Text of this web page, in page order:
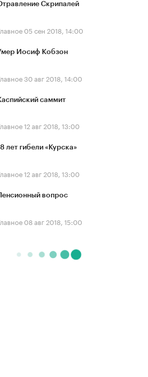
Скрипалей
05 сен 2018, 14:00
Иосиф Кобзон
30 авг 2018, 14:00
саммит
12 авг 2018, 13:00
лет гибели «Курска»
12 авг 2018, 13:00
Пенсионный вопрос
08 авг 2018, 15:00